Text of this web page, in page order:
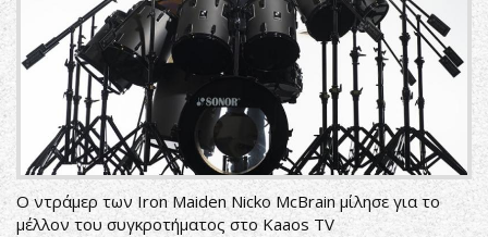
Ο ντράμερ των Iron Maiden Nicko McBrain μίλησε για το
μέλλον του συγκροτήματος στοKaaos TV